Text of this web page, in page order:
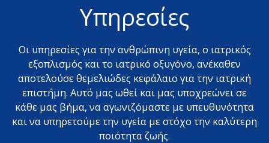
Υπηρεσίες
Οι υπηρεσίες για την ανθρώπινη υγεία, ο ιατρικός
εξοπλισμός και το ιατρικό οξυγόνο, ανέκαθεν
αποτελούσε θεμελιώδες κεφάλαιο για την ιατρική
επιστήμη. Αυτό μας ωθεί και μας υποχρεώνει σε
κάθε μας βήμα, να αγωνιζόμαστε με υπευθυνότητα
και να υπηρετούμε την υγεία με στόχο την καλύτερη
ποιότητα ζωής.